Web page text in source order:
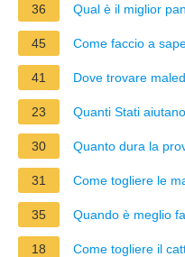
36 Qual è il miglior
45 Come faccio a
41 Dove trovare
23 Quanti Stati
30 Quanto dura la
31 Come togliere le
35 Quando è meglio
18 Come togliere il